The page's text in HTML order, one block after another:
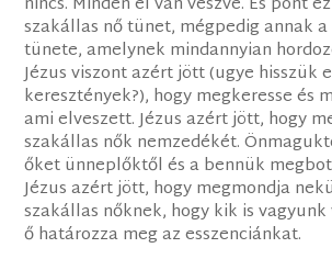
szakállas nő tünet, mégpedig annak
tünete, amelynek mindannyian
Jézus viszont azért jött (ugye hisszük
keresztények?), hogy megkeresse és
ami elveszett. Jézus azért jött, hogy
szakállas nők nemzedékét.
őket ünneplőktől és a bennük
Jézus azért jött, hogy megmondja
szakállas nőknek, hogy kik is
ő határozza meg az esszenciánkat.